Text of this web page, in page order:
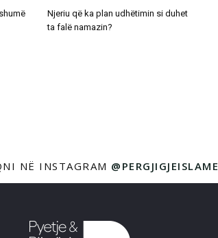
Njeriu që ka plan udhëtimin si duhet
ta falë namazin?
NË INSTAGRAM @PERGJIGJEISLAME